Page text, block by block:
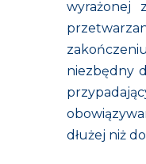
wyrażonej
niezbędny
dłużej niż